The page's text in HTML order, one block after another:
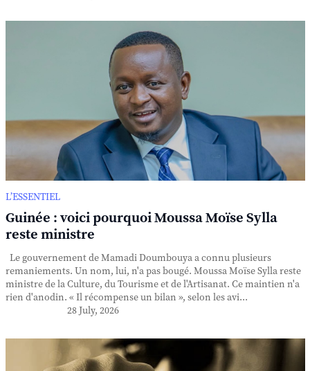
L’ESSENTIEL
Guinée : voici pourquoi Moussa Moïse Sylla
reste ministre
Le gouvernement de Mamadi Doumbouya a connu plusieurs
remaniements. Un nom, lui, n'a pas bougé. Moussa Moïse Sylla reste
ministre de la Culture, du Tourisme et de l'Artisanat. Ce maintien n'a
rien d'anodin. « Il récompense un bilan », selon les avi...
28 July, 2026